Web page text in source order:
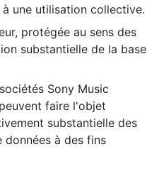
une utilisation collective.
protégée au sens des
substantielle de la base
Sony Music
faire l'objet
substantielle des
à des fins